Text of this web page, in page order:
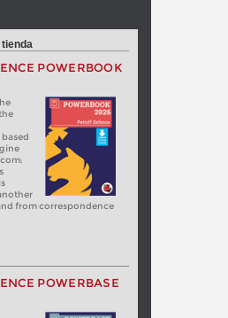
POWERBOOK
from correspondence
POWERBASE